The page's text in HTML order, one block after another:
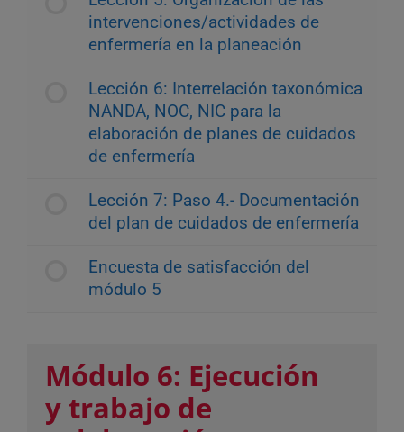
intervenciones/actividades de
enfermería en la planeación
Lección 6: Interrelación taxonómica
NANDA, NOC, NIC para la
elaboración de planes de cuidados
de enfermería
Lección 7: Paso 4.- Documentación
del plan de cuidados de enfermería
Encuesta de satisfacción del
módulo 5
Módulo 6: Ejecución
y trabajo de